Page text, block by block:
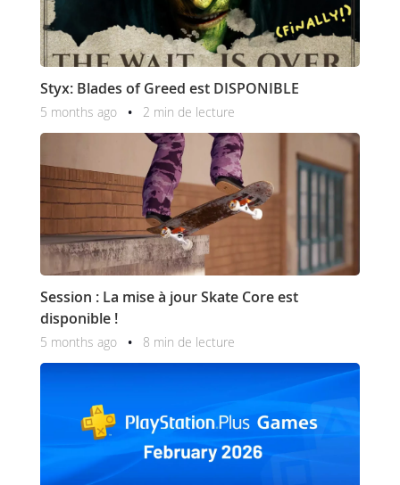
Styx: Blades of Greed est DISPONIBLE
5 months ago 2 min de lecture
Session : La mise à jour Skate Core est
disponible !
5 months ago 8 min de lecture